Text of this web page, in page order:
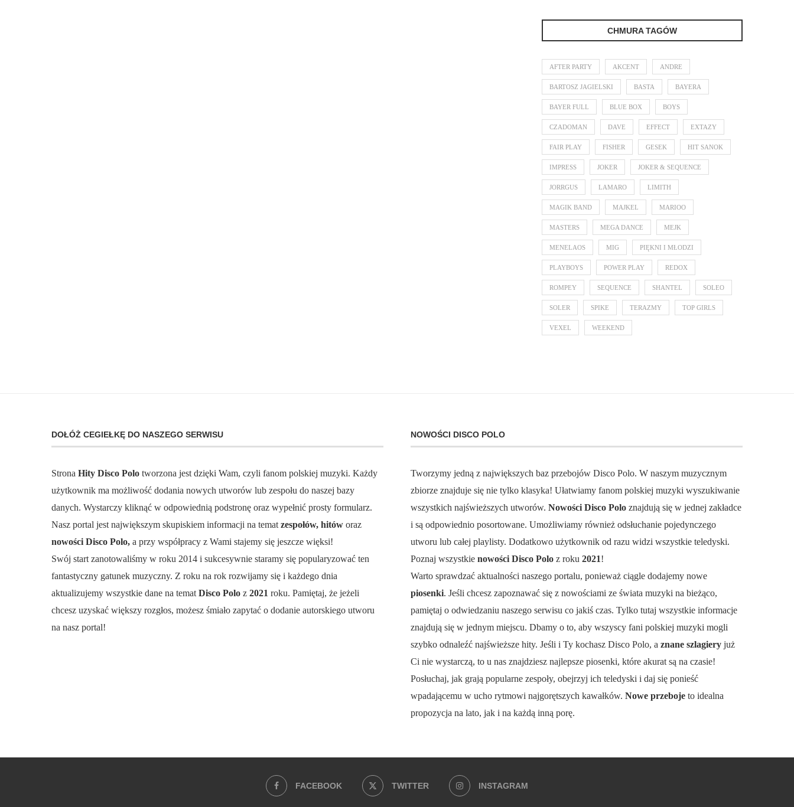
CHMURA TAGÓW
AFTER PARTY AKCENT ANDRE
BARTOSZ JAGIELSKI BASTA BAYERA
BAYER FULL BLUE BOX BOYS
CZADOMAN DAVE EFFECT EXTAZY
FAIR PLAY FISHER GESEK HIT SANOK
IMPRESS JOKER JOKER & SEQUENCE
JORRGUS LAMARO LIMITH
MAGIK BAND MAJKEL MARIOO
MASTERS MEGA DANCE MEJK
MENELAOS MIG PIĘKNI I MŁODZI
PLAYBOYS POWER PLAY REDOX
ROMPEY SEQUENCE SHANTEL SOLEO
SOLER SPIKE TERAZMY TOP GIRLS
VEXEL WEEKEND
DOŁÓŻ CEGIEŁKĘ DO NASZEGO SERWISU
Strona Hity Disco Polo tworzona jest dzięki Wam, czyli fanom polskiej muzyki. Każdy
użytkownik ma możliwość dodania nowych utworów lub zespołu do naszej bazy
danych. Wystarczy kliknąć w odpowiednią podstronę oraz wypełnić prosty formularz.
Nasz portal jest największym skupiskiem informacji na temat zespołów, hitów oraz
nowości Disco Polo, a przy współpracy z Wami stajemy się jeszcze więksi!
Swój start zanotowaliśmy w roku 2014 i sukcesywnie staramy się popularyzować ten
fantastyczny gatunek muzyczny. Z roku na rok rozwijamy się i każdego dnia
aktualizujemy wszystkie dane na temat Disco Polo z 2021 roku. Pamiętaj, że jeżeli
chcesz uzyskać większy rozgłos, możesz śmiało zapytać o dodanie autorskiego utworu
na nasz portal!
NOWOŚCI DISCO POLO
Tworzymy jedną z największych baz przebojów Disco Polo. W naszym muzycznym
zbiorze znajduje się nie tylko klasyka! Ułatwiamy fanom polskiej muzyki wyszukiwanie
wszystkich najświeższych utworów.Nowości Disco Polo znajdują się w jednej zakładce
i są odpowiednio posortowane. Umożliwiamy również odsłuchanie pojedynczego
utworu lub całej playlisty. Dodatkowo użytkownik od razu widzi wszystkie teledyski.
Poznaj wszystkienowości Disco Polo z roku2021!
Warto sprawdzać aktualności naszego portalu, ponieważ ciągle dodajemy nowe
piosenki. Jeśli chcesz zapoznawać się z nowościami ze świata muzyki na bieżąco,
pamiętaj o odwiedzaniu naszego serwisu co jakiś czas. Tylko tutaj wszystkie informacje
znajdują się w jednym miejscu. Dbamy o to, aby wszyscy fani polskiej muzyki mogli
szybko odnaleźć najświeższe hity. Jeśli i Ty kochasz Disco Polo, aznane szlagiery już
Ci nie wystarczą, to u nas znajdziesz najlepsze piosenki, które akurat są na czasie!
Posłuchaj, jak grają popularne zespoły, obejrzyj ich teledyski i daj się ponieść
wpadającemu w ucho rytmowi najgorętszych kawałków.Nowe przeboje to idealna
propozycja na lato, jak i na każdą inną porę.
FACEBOOK TWITTER INSTAGRAM